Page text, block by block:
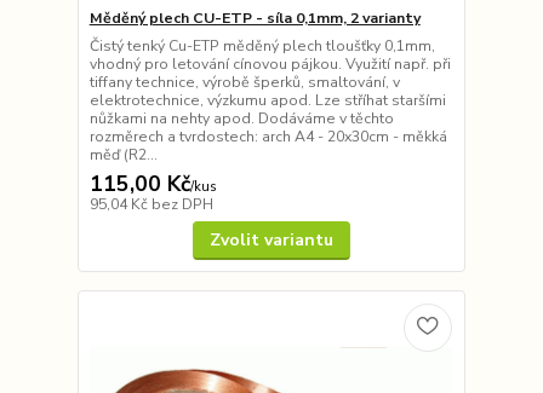
Měděný plech CU-ETP - síla 0,1mm, 2 varianty
Čistý tenký Cu-ETP měděný plech tloušťky 0,1mm,
vhodný pro letování cínovou pájkou. Využití např. při
tiffany technice, výrobě šperků, smaltování, v
elektrotechnice, výzkumu apod. Lze stříhat staršími
nůžkami na nehty apod. Dodáváme v těchto
rozměrech a tvrdostech: arch A4 - 20x30cm - měkká
měď (R2...
115,00 Kč/kus
95,04 Kč bez DPH
Zvolit variantu